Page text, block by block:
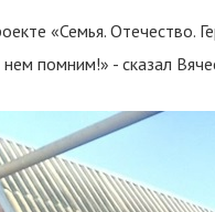
«Семья. Отечество.
помним!» - сказал